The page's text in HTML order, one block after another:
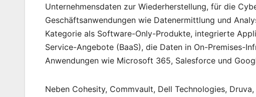
Unternehmensdaten zur Wiederherstellung, für die
Geschäftsanwendungen wie Datenermittlung und
Kategorie als Software-Only-Produkte, integrierte
Service-Angebote (BaaS), die Daten in On-Premises-
Anwendungen wie Microsoft 365, Salesforce und
Neben Cohesity, Commvault, Dell Technologies,